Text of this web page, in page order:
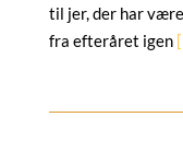
til jer, der har
fra efteråret igen